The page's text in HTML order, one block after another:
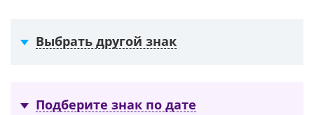
Выбрать другой знак
Подберите знак по дате